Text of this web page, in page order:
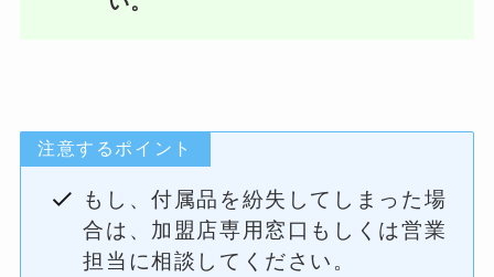
注意するポイント
もし、付属品を紛失してしまった場
合は、加盟店専用窓口もしくは営業
担当に相談してください。